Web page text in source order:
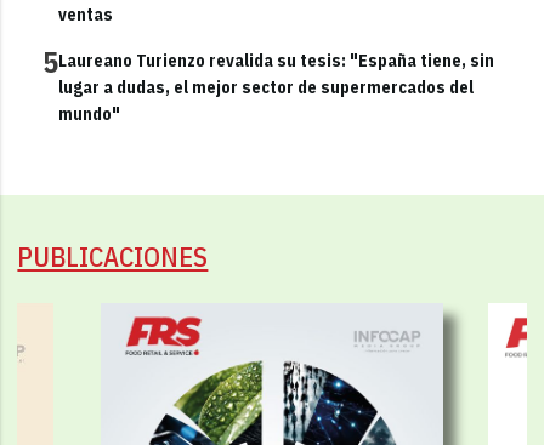
ventas
5Laureano Turienzo revalida su tesis: "España tiene, sin
lugar a dudas, el mejor sector de supermercados del
mundo"
PUBLICACIONES